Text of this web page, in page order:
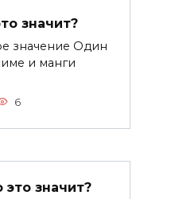
значит?
значение Один
и манги
6
значит?